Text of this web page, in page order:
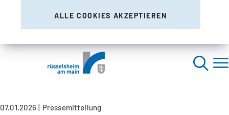
ALLE COOKIES AKZEPTIEREN
07.01.2026 Pressemitteilung